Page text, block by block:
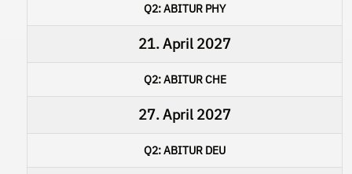
Q2: ABITUR PHY
21. April 2027
Q2: ABITUR CHE
27. April 2027
Q2: ABITUR DEU